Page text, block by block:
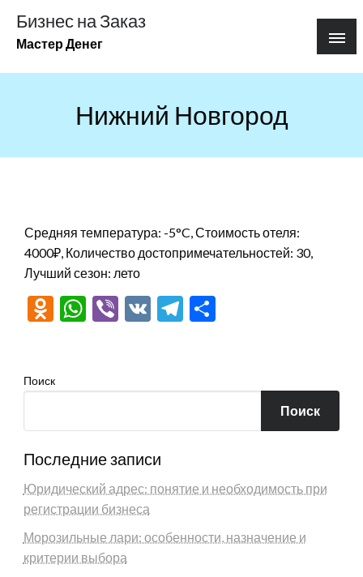
содержимому
Бизнес на Заказ
Мастер Денег
Нижний Новгород
Средняя температура: -5°C, Стоимость отеля:
4000₽, Количество достопримечательностей: 30,
Лучший сезон: лето
Odnoklassniki
WhatsApp
Viber
VK Telegram
Поиск
Поиск
Последние записи
Юридический адрес: понятие и необходимость при
регистрации бизнеса
Морозильные лари: особенности, назначение и
критерии выбора